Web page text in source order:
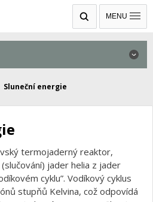
MENU
Sluneční energie
termojaderný reaktor,
jader helia z jader
cyklu”. Vodíkový cyklus
stupňů Kelvina, což odpovídá